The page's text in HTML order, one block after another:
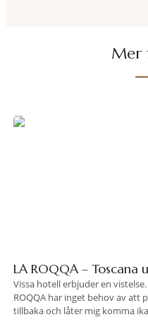
Mer
LA ROQQA – Toscana
Vissa hotell erbjuder en
ROQQA har inget behov av att
tillbaka och låter mig komma